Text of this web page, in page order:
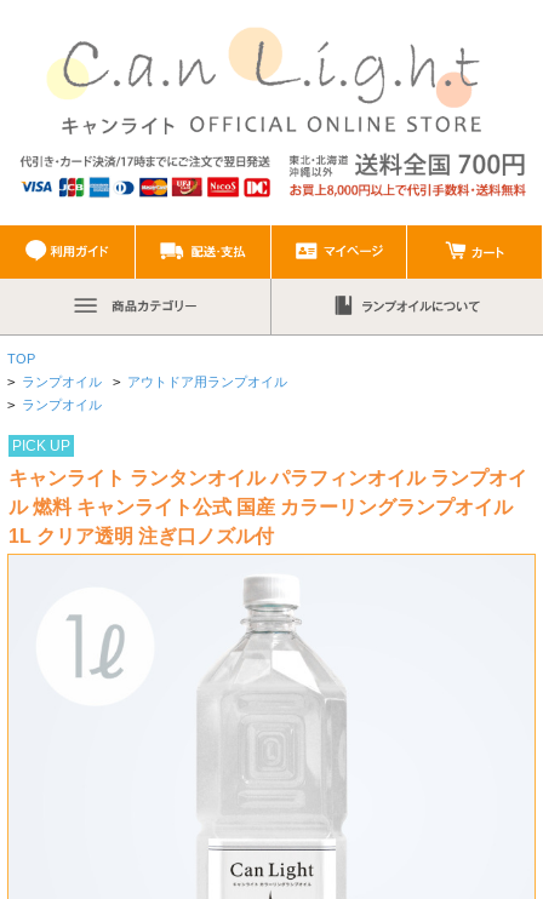
TOP
> ランプオイル > アウトドア用ランプオイル
> ランプオイル
PICK UP
キャンライト ランタンオイル パラフィンオイル ランプオイ
ル 燃料 キャンライト公式 国産 カラーリングランプオイル
1L クリア透明 注ぎ口ノズル付